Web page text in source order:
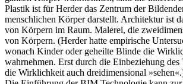
Plastik ist für Herder das Zentrum der
menschlichen Körper darstellt. Architektur ist
von Körpern im Raum. Malerei, die
von Körpern. (Herder hatte empirische
wonach Kinder oder geheilte Blinde die
wahrnehmen. Erst durch die Einbeziehung
die Wirklichkeit auch dreidimensional